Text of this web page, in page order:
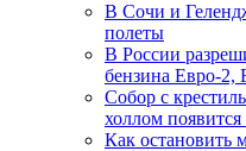
В Сочи и
полеты
В России
бензина Евро-2,
Собор с
холлом
Как остановить